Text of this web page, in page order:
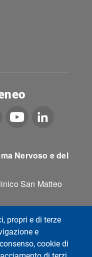
propri e di terze
e
cookie di
Nervoso e del
San Matteo